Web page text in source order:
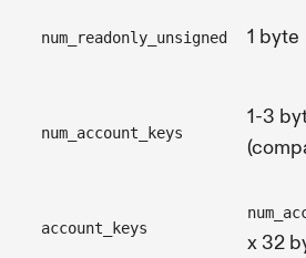
num_readonly_unsigned 1 byte
num_account_keys
1-3
account_keys
x 32